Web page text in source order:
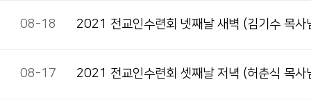
08-18 2021 전교인수련회 넷째날 새벽(김기수 목사
08-17 2021 전교인수련회 셋째날 저녁(허춘식 목사